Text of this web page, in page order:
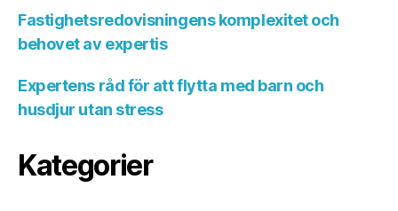
Fastighetsredovisningens komplexitet och
behovet av expertis
Expertens råd för att flytta med barn och
husdjur utan stress
Kategorier